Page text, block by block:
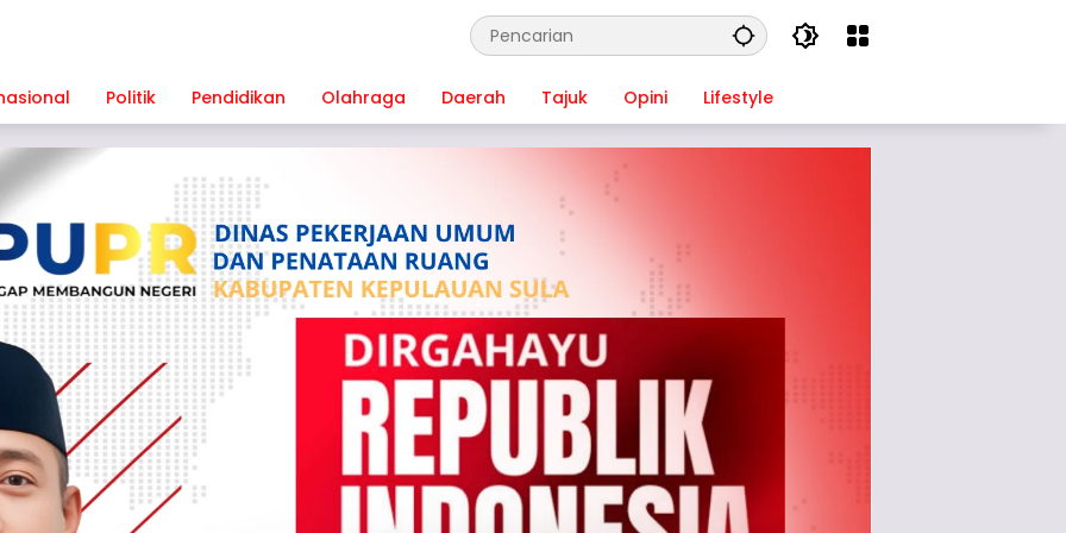
Politik Pendidikan Olahraga Daerah Tajuk Opini Lifestyle